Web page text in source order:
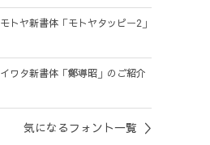
モトヤ新書体「モトヤタッピー2」
イワタ新書体「鄭導昭」のご紹介
気になるフォント一覧